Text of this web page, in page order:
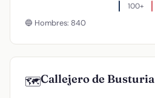
100+
🔵 Hombres: 840
🗺️Callejero de Busturia